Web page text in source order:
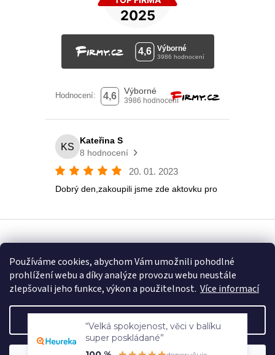
Používáme cookies, abychom Vám umožnili pohodlné
prohlížení webu a díky analýze provozu webu neustále
zlepšovali jeho funkce, výkon a použitelnost. Více informací
Nastavení
POZOR, V PÁTEK 31.7.2026 MÁ NÁŠ ESHOP DOVOLENOU, DĚKUJEME ZA
Copyright 2026Eshop U Terezky. Všechna práva vyhrazena.
“Velká spokojenost, věci v balíku
super poskládané”